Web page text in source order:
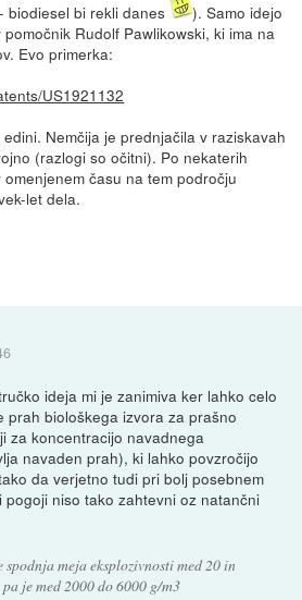
biodiesel bi rekli danes
). Samo idejo
Rudolf Pawlikowski, ki ima na
Evo primerka:
US1921132
Nemčija je prednjačila v raziskavah
(razlogi so očitni). Po nekaterih
času na tem področju
let dela.
ideja mi je zanimiva ker lahko celo
prah biološkega izvora za prašno
za koncentracijo navadnega
navaden prah), ki lahko povzročijo
da verjetno tudi pri bolj posebnem
niso tako zahtevni oz natančni
meja eksplozivnosti med 20 in
je med 2000 do 6000 g/m3